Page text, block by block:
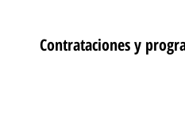
Contrataciones y